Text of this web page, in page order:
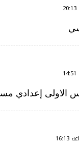
الاولى إعدادي